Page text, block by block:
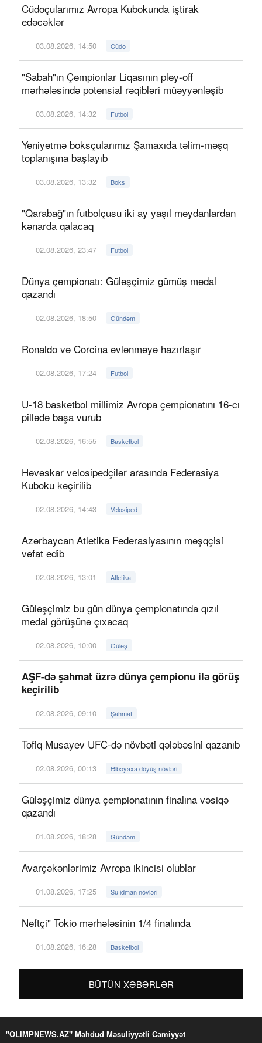
Cüdoçularımız Avropa Kubokunda iştirak
edəcəklər
03.08.2026, 14:50 Cüdo
"Sabah"ın Çempionlar Liqasının pley-off
mərhələsində potensial rəqibləri müəyyənləşib
03.08.2026, 14:32 Futbol
Yeniyetmə boksçularımız Şamaxıda təlim-məşq
toplanışına başlayıb
03.08.2026, 13:32 Boks
"Qarabağ"ın futbolçusu iki ay yaşıl meydanlardan
kənarda qalacaq
02.08.2026, 23:47 Futbol
Dünya çempionatı: Güləşçimiz gümüş medal
qazandı
02.08.2026, 18:50 Gündəm
Ronaldo və Corcina evlənməyə hazırlaşır
02.08.2026, 17:24 Futbol
U-18 basketbol millimiz Avropa çempionatını 16-cı
pillədə başa vurub
02.08.2026, 16:55 Basketbol
Həvəskar velosipedçilər arasında Federasiya
Kuboku keçirilib
02.08.2026, 14:43 Velosiped
Azərbaycan Atletika Federasiyasının məşqçisi
vəfat edib
02.08.2026, 13:01 Atletika
Güləşçimiz bu gün dünya çempionatında qızıl
medal görüşünə çıxacaq
02.08.2026, 10:00 Güləş
AŞF-də şahmat üzrə dünya çempionu ilə görüş
keçirilib
02.08.2026, 09:10 Şahmat
Tofiq Musayev UFC-də növbəti qələbəsini qazanıb
02.08.2026, 00:13 Əlbəyaxa döyüş növləri
Güləşçimiz dünya çempionatının finalına vəsiqə
qazandı
01.08.2026, 18:28 Gündəm
Avarçəkənlərimiz Avropa ikincisi olublar
01.08.2026, 17:25 Su idman növləri
Neftçi" Tokio mərhələsinin 1/4 finalında
01.08.2026, 16:28 Basketbol
BÜTÜN XƏBƏRLƏR
"OLIMPNEWS.AZ" Məhdud Məsuliyyətli Cəmiyyət